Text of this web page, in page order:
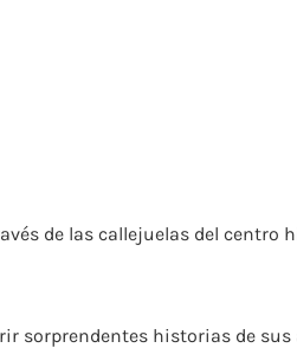
de las callejuelas del centro
sorprendentes historias de